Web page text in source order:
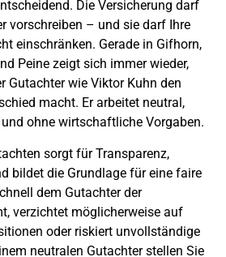
Die Versicherung darf
vorschreiben – und sie darf Ihre
einschränken. Gerade in Gifhorn,
Peine zeigt sich immer wieder,
Gutachter wie Viktor Kuhn den
macht. Er arbeitet neutral,
ohne wirtschaftliche Vorgaben.
sorgt für Transparenz,
bildet die Grundlage für eine faire
dem Gutachter der
verzichtet möglicherweise auf
oder riskiert unvollständige
neutralen Gutachter stellen Sie